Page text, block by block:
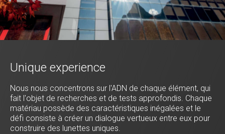
Unique experience
Nous nous concentrons sur l'ADN de chaque élément, qui
fait l'objet de recherches et de tests approfondis. Chaque
matériau possède des caractéristiques inégalées et le
défi consiste à créer un dialogue vertueux entre eux pour
construire des lunettes uniques.